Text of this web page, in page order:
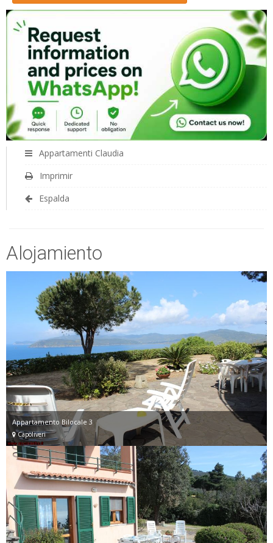
Appartamenti Claudia
Imprimir
Espalda
Alojamiento
Appartamento Bilocale 3
Capoliveri